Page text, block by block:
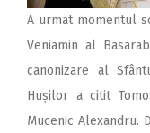
A urmat momentul
Veniamin al
canonizare al
Hușilor a citit
Mucenic Alexandru.